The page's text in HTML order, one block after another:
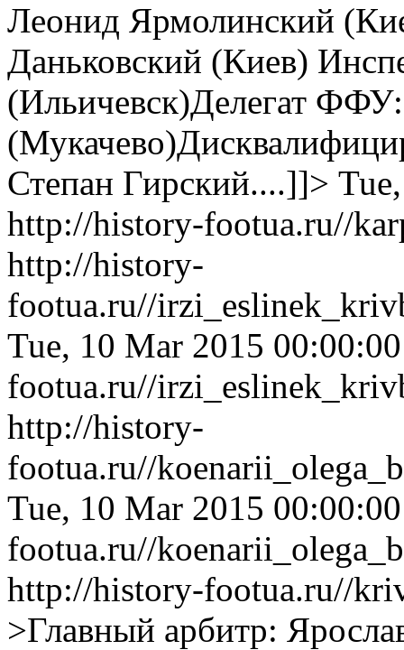
Леонид Ярмолинский
Даньковский (Киев)
(Ильичевск)Делегат
Степан Гирский....]]>
http://history-footua.ru//
http://history-
footua.ru//
Tue, 10 Mar 2015
footua.ru//
http://history-
footua.ru//
Tue, 10 Mar 2015
footua.ru//
http://history-footua.ru//
>Главный арбитр: